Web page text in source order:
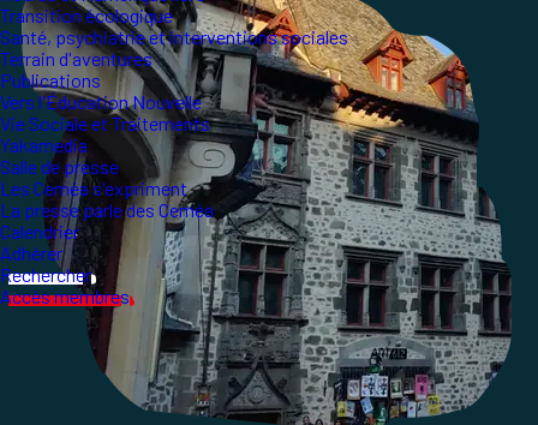
Transition écologique
Santé, psychiatrie et interventions sociales
Terrain d'aventures
Publications
Vers l'Éducation Nouvelle
Vie Sociale et Traitements
Yakamedia
Salle de presse
Les Ceméa s'expriment
La presse parle des Ceméa
Calendrier
Adhérer
Rechercher
Accès membres